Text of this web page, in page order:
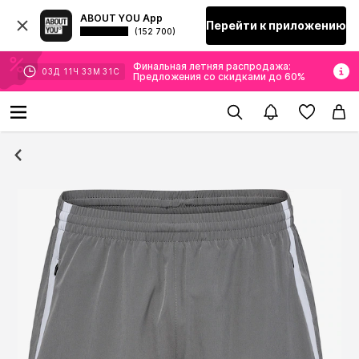
ABOUT YOU App
(152 700) Перейти к приложению
03 Д 11 Ч 33 М 30 С
Финальная летняя распродажа:
Предложения со скидками до 60%